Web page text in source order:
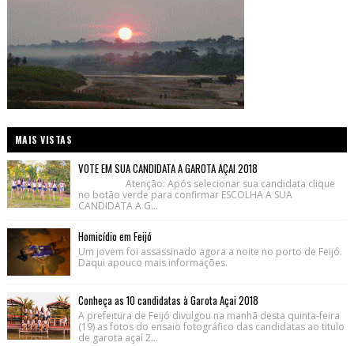
MAIS VISTAS
VOTE EM SUA CANDIDATA A GAROTA AÇAI 2018
Atenção: Após selecionar sua candidata clique
no botão verde para confirmar ESCOLHA A SUA
CANDIDATA A G...
Homicídio em Feijó
Um jovem foi assassinado agora a noite no porto de Feijó.
Daqui apouco mais informações.
Conheça as 10 candidatas à Garota Açai 2018
A prefeitura de Feijó divulgou na manhã desta quinta-feira
(19) as fotos do ensaio fotográfico das candidatas ao titulo
de garota açaí 2...